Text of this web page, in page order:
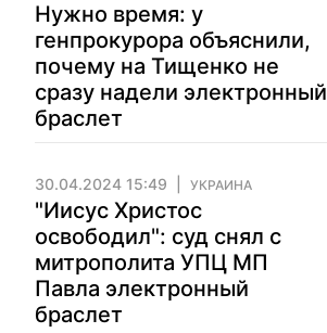
Нужно время: у
генпрокурора объяснили,
почему на Тищенко не
сразу надели электронный
браслет
30.04.2024 15:49 УКРАИНА
"Иисус Христос
освободил": суд снял с
митрополита УПЦ МП
Павла электронный
браслет